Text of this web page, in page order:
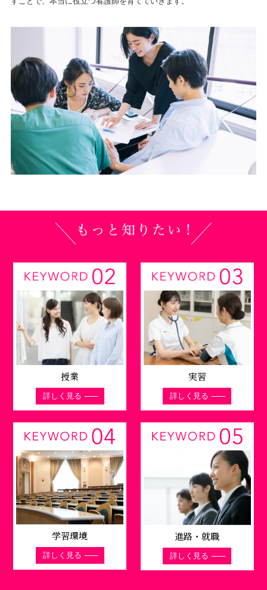
授業
詳しく見る
実習
詳しく見る
学習環境
詳しく見る
進路・就職
詳しく見る